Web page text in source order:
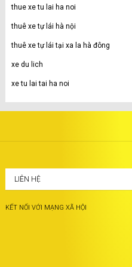
thue xe tu lai ha noi
thuê xe tự lái hà nội
thuê xe tự lái tại xa la hà đông
xe du lich
xe tu lai tai ha noi
LIÊN HỆ
KẾT NỐI VỚI MẠNG XÃ HỘI